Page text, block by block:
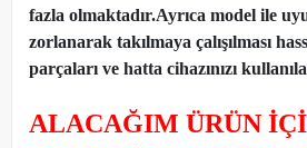
fazla olmaktadır.Ayrıca model ile
zorlanarak takılmaya çalışılması
parçaları ve hatta cihazınızı
ALACAĞIM ÜRÜN